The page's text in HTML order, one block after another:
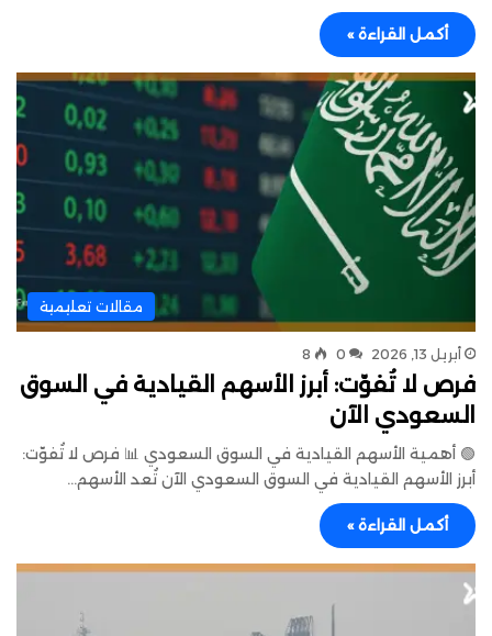
أكمل القراءة »
مقالات تعليمية
أبريل 13, 2026 0
8
فرص لا تُفوّت: أبرز الأسهم القيادية في السوق
السعودي الآن
🟢 أهمية الأسهم القيادية في السوق السعودي 📊 فرص لا تُفوّت:
أبرز الأسهم القيادية في السوق السعودي الآن تُعد الأسهم…
أكمل القراءة »